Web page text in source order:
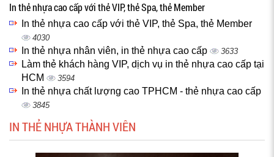
In thẻ nhựa cao cấp với thẻ VIP, thẻ Spa, thẻ Member
In thẻ nhựa cao cấp với thẻ VIP, thẻ Spa, thẻ Member
4030
In thẻ nhựa nhân viên, in thẻ nhựa cao cấp 3633
Làm thẻ khách hàng VIP, dịch vụ in thẻ nhựa cao cấp tại
HCM
3594
In thẻ nhựa chất lượng cao TPHCM - thẻ nhựa cao cấp
3845
IN THẺ NHỰA THÀNH VIÊN